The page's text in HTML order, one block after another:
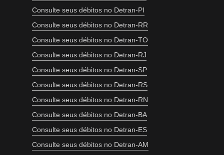
Consulte seus débitos no Detran-PI
Consulte seus débitos no Detran-RR
Consulte seus débitos no Detran-TO
Consulte seus débitos no Detran-RJ
Consulte seus débitos no Detran-SP
Consulte seus débitos no Detran-RS
Consulte seus débitos no Detran-RN
Consulte seus débitos no Detran-BA
Consulte seus débitos no Detran-ES
Consulte seus débitos no Detran-AM